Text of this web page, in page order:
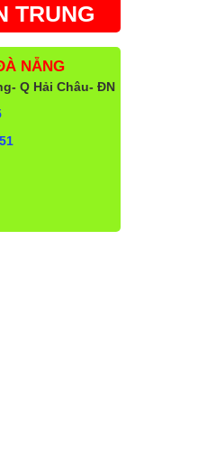
TRUNG
NẴNG
Q Hải Châu- ĐN